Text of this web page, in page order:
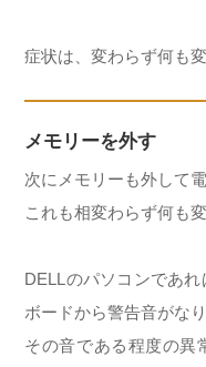
症状は、変わらず何も
メモリーを外す
次にメモリーも外して
これも相変わらず何も
DELLのパソコンであ
ボードから警告音がなり
その音である程度の異